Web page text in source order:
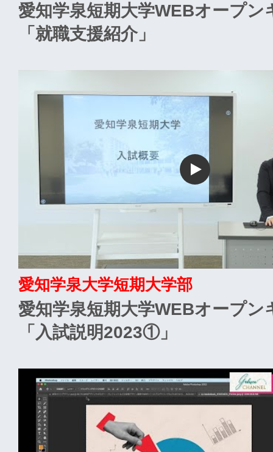
愛知学泉短期大学WEBオープン
「就職支援紹介」
愛知学泉大学短期大学部
愛知学泉短期大学WEBオープン
「入試説明2023①」